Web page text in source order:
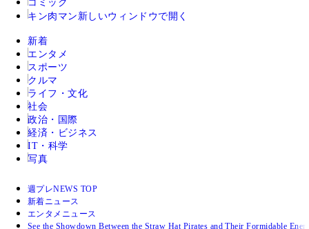
コミック
キン肉マン 新しいウィンドウで開く
新着
エンタメ
スポーツ
クルマ
ライフ・文化
社会
政治・国際
経済・ビジネス
IT・科学
写真
週プレNEWS TOP
新着ニュース
エンタメニュース
See the Showdown Between the Straw Hat Pirates and Their Formidable